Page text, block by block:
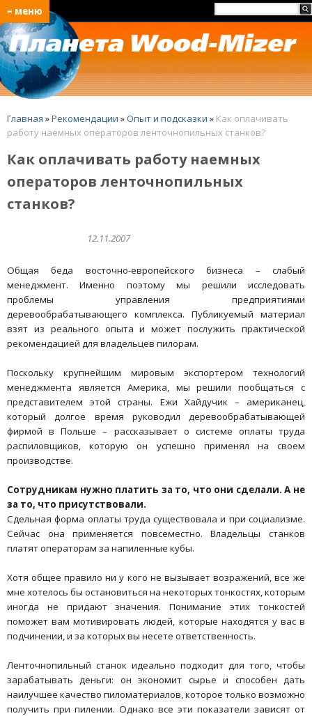
≡ меню
Главная »Рекомендации »Опыт и подсказки » Как оплачивать
работу наемных операторов ленточнопильных станков?
Как оплачивать работу наемных
операторов ленточнопильных
станков?
12.11.2007
Общая беда восточно-европейского бизнеса – слабый
менеджмент. Именно поэтому мы решили исследовать
проблемы управления предприятиями
деревообрабатывающего комплекса. Публикуемый материал
взят из реального опыта и может послужить практической
рекомендацией для владельцев пилорам.
Поскольку крупнейшим мировым экспортером технологий
менеджмента является Америка, мы решили пообщаться с
представителем этой страны. Ежи Хайдучик – американец,
который долгое время руководил деревообрабатывающей
фирмой в Польше – рассказывает о системе оплаты труда
распиловщиков, которую он успешно применял на своем
производстве.
Сотрудникам нужно платить за то, что они сделали. А не
за то, что присутствовали.
Сдельная форма оплаты труда существовала и при социализме.
Сейчас она применяется повсеместно. Владельцы станков
платят операторам за напиленные кубы.
Хотя общее правило ни у кого не вызывает возражений, все же
мне хотелось бы остановиться на некоторых тонкостях, которым
иногда не придают значения. Понимание этих тонкостей
поможет вам мотивировать людей, которые находятся у вас в
подчинении, и за которых вы несете ответственность.
Ленточнопильный станок идеально подходит для того, чтобы
зарабатывать деньги: он экономит сырье и способен дать
наилучшее качество пиломатериалов, которое только возможно
получить при пилении. Однако все эти показатели зависят от